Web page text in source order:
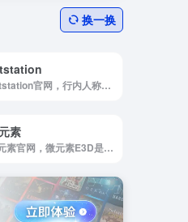
换一换
Artstation官网，行内人称其为A站。在这里所有人都能创建自己的页面，并且分享自己的作品，形式可以是图片，视频，以及八猴演示文件。
素
微元素官网，微元素E3D是中国卓越的游戏资源，美术，技术互动网站，提供最全面的游戏资源，手机游戏资源，网页游戏资源，原画，插画，Unity技术，UI，特效，动画等 大量不断更新的优质资源，是游戏开发者CG爱好者首选。